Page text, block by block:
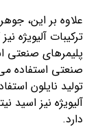
علاوه بر این،
ترکیبات آلیویژه
پلیمرهای صنعتی
صنعتی استفاده
تولید نایلون
آلیویژه نیز اسید
دارد.